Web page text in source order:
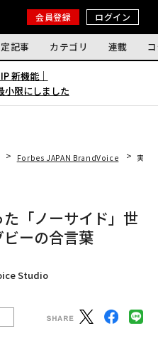
会員登録 ログイン
記事 カテゴリ 連載
新機能｜
小限にしました
Forbes JAPAN BrandVoice 実は
「ノーサイド」世
ーの合言葉
Studio